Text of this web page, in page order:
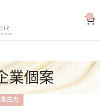
0
業個案
古力